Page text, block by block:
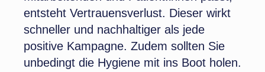
entsteht Vertrauensverlust. Dieser wirkt
schneller und nachhaltiger als jede
positive Kampagne. Zudem sollten Sie
unbedingt die Hygiene mit ins Boot holen.